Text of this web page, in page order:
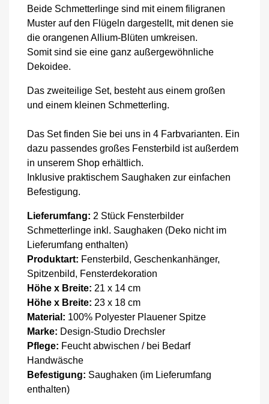
Beide Schmetterlinge sind mit einem filigranen
Muster auf den Flügeln dargestellt, mit denen sie
die orangenen Allium-Blüten umkreisen.
Somit sind sie eine ganz außergewöhnliche
Dekoidee.
Das zweiteilige Set, besteht aus einem großen
und einem kleinen Schmetterling.
Das Set finden Sie bei uns in 4 Farbvarianten. Ein
dazu passendes großes Fensterbild ist außerdem
in unserem Shop erhältlich.
Inklusive praktischem Saughaken zur einfachen
Befestigung.
Lieferumfang: 2 Stück Fensterbilder
Schmetterlinge inkl. Saughaken (Deko nicht im
Lieferumfang enthalten)
Produktart: Fensterbild, Geschenkanhänger,
Spitzenbild, Fensterdekoration
Höhe x Breite: 21 x 14 cm
Höhe x Breite: 23 x 18 cm
Material: 100% Polyester Plauener Spitze
Marke: Design-Studio Drechsler
Pflege: Feucht abwischen / bei Bedarf
Handwäsche
Befestigung: Saughaken (im Lieferumfang
enthalten)